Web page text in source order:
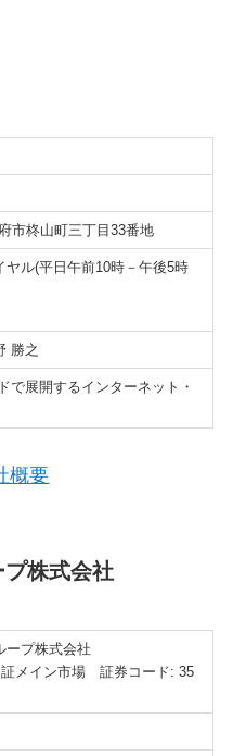
市柊山町三丁目33番地
ヤル(平日午前10時－午後5時
勝之
で展開するインターネット・
概要
プ株式会社
ープ株式会社
メイン市場 証券コード: 35